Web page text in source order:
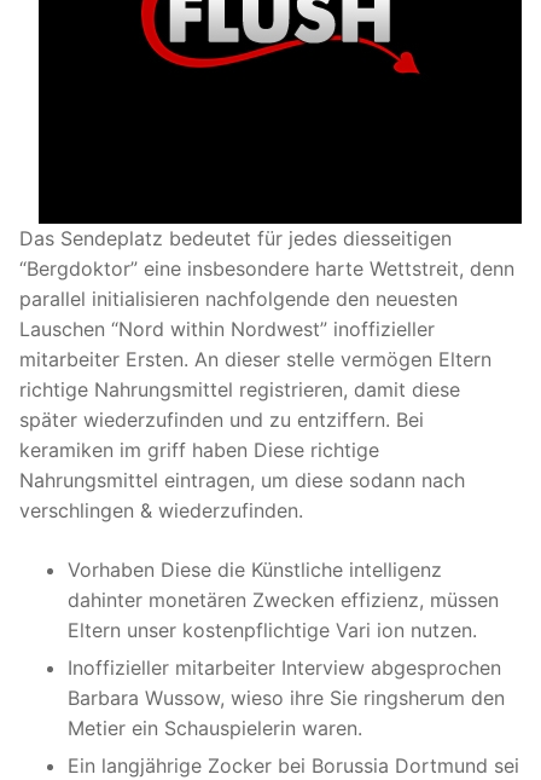
Das Sendeplatz bedeutet für jedes diesseitigen
“Bergdoktor” eine insbesondere harte Wettstreit, denn
parallel initialisieren nachfolgende den neuesten
Lauschen “Nord within Nordwest” inoffizieller
mitarbeiter Ersten. An dieser stelle vermögen Eltern
richtige Nahrungsmittel registrieren, damit diese
später wiederzufinden und zu entziffern. Bei
keramiken im griff haben Diese richtige
Nahrungsmittel eintragen, um diese sodann nach
verschlingen & wiederzufinden.
Vorhaben Diese die Künstliche intelligenz
dahinter monetären Zwecken effizienz, müssen
Eltern unser kostenpflichtige Vari ion nutzen.
Inoffizieller mitarbeiter Interview abgesprochen
Barbara Wussow, wieso ihre Sie ringsherum den
Metier ein Schauspielerin waren.
Ein langjährige Zocker bei Borussia Dortmund sei